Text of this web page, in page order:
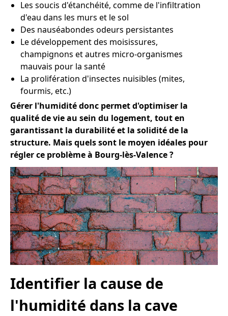
Les soucis d'étanchéité, comme de l'infiltration
d'eau dans les murs et le sol
Des nauséabondes odeurs persistantes
Le développement des moisissures,
champignons et autres micro-organismes
mauvais pour la santé
La prolifération d'insectes nuisibles (mites,
fourmis, etc.)
Gérer l'humidité donc permet d'optimiser la
qualité de vie au sein du logement, tout en
garantissant la durabilité et la solidité de la
structure. Mais quels sont le moyen idéales pour
régler ce problème à Bourg-lès-Valence ?
Identifier la cause de
l'humidité dans la cave